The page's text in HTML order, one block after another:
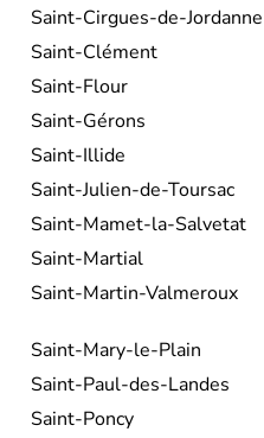
Saint-Cirgues-de-Jordanne
Saint-Clément
Saint-Flour
Saint-Gérons
Saint-Illide
Saint-Julien-de-Toursac
Saint-Mamet-la-Salvetat
Saint-Martial
Saint-Martin-Valmeroux
Saint-Mary-le-Plain
Saint-Paul-des-Landes
Saint-Poncy